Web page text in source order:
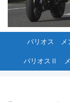
バリオス メ
バリオスⅡ